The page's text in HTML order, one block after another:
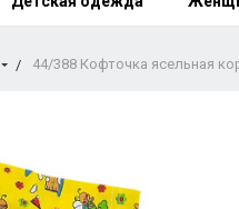
44/388 Кофточка ясельная